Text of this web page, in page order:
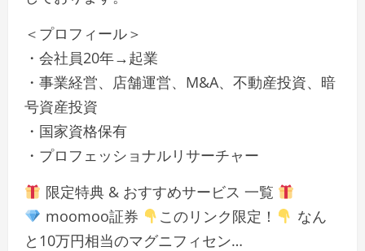
＜プロフィール＞
・会社員20年→起業
・事業経営、店舗運営、M&A、不動産投資、暗
号資産投資
・国家資格保有
・プロフェッショナルリサーチャー
限定特典 & おすすめサービス 一覧
moomoo証券
このリンク限定！
なん
と10万円相当のマグニフィセン…